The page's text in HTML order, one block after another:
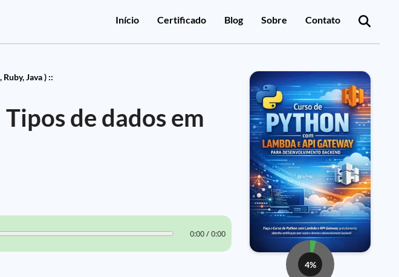
Início Certificado Blog Sobre Contato
Java ) ::
de dados em
0:00 / 0:00
4%